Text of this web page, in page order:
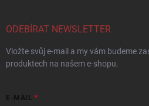
ODEBÍRAT NEWSLETTER
Vložte svůj e-mail a my vám budeme
produktech na našem e-shopu.
E-MAIL